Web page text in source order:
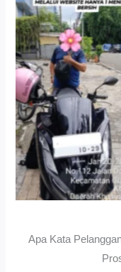
Antar Jemput
Apa Kata